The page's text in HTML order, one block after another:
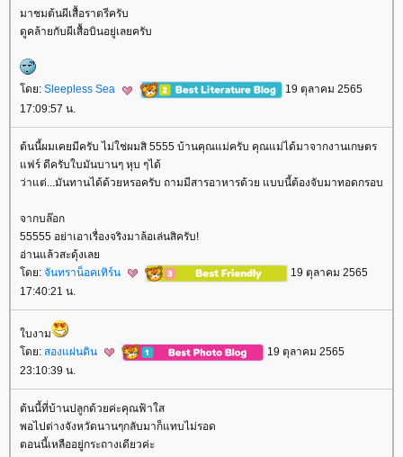
มาชมต้นผีเสื้อราตรีครับ
ดูคล้ายกับผีเสื้อบินอยู่เลยครับ
ดย: Sleepless Sea
19 ตุลาคม 2565
17:09:57 น.
ต้นนี้ผมเคยมีครับ ไม่ใช่ผมสิ 5555 บ้านคุณแม่ครับ คุณแม่ได้มาจากงานเกษตร
ฟร์ ดีครับใบมันบานๆ หุบ ๆได้
ว่าแต่...มันทานได้ด้วยหรอครับ ถามมีสารอาหารด้วย แบบนี้ต้องจับมาทอดกรอบ
จากบล๊อก
55555 อย่าเอาเรื่องจริงมาล้อเล่นสิครับ!
อ่านแล้วสะดุ้งเล
ดย: จันทราน็อคเทิร์น
19 ตุลาคม 2565
17:40:21 น.
บงาม
ดย: สองแผ่นดิน
19 ตุลาคม 2565
23:10:39 น.
ต้นนี้ที่บ้านปลูกด้วยค่ะคุณฟ้าใส
พอไปต่างจังหวัดนานๆกลับมาก็แทบไม่รอด
ตอนนี้เหลืออยู่กระถางเดียวค่ะ